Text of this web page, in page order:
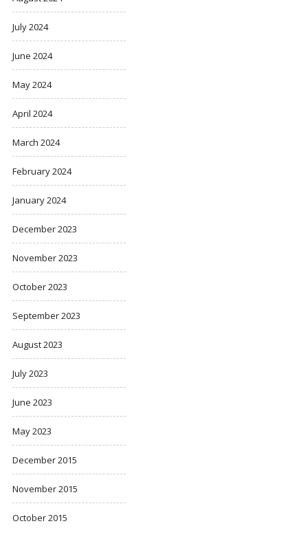
July 2024
June 2024
May 2024
April 2024
March 2024
February 2024
January 2024
December 2023
November 2023
October 2023
September 2023
August 2023
July 2023
June 2023
May 2023
December 2015
November 2015
October 2015